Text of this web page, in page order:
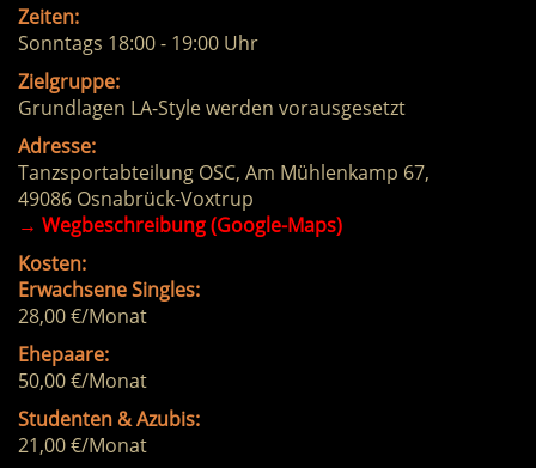
Zeiten:
Sonntags 18:00 - 19:00 Uhr
Zielgruppe:
Grundlagen LA-Style werden vorausgesetzt
Adresse:
Tanzsportabteilung OSC, Am Mühlenkamp 67,
49086 Osnabrück-Voxtrup
→ Wegbeschreibung (Google-Maps)
Kosten:
Erwachsene Singles:
28,00 €/Monat
Ehepaare:
50,00 €/Monat
Studenten & Azubis:
21,00 €/Monat